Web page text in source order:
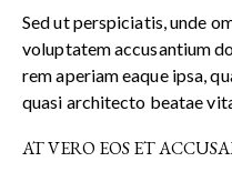
Sed ut perspiciatis, unde
voluptatem accusantium
rem aperiam eaque ipsa,
quasi architecto beatae
AT VERO EOS ET